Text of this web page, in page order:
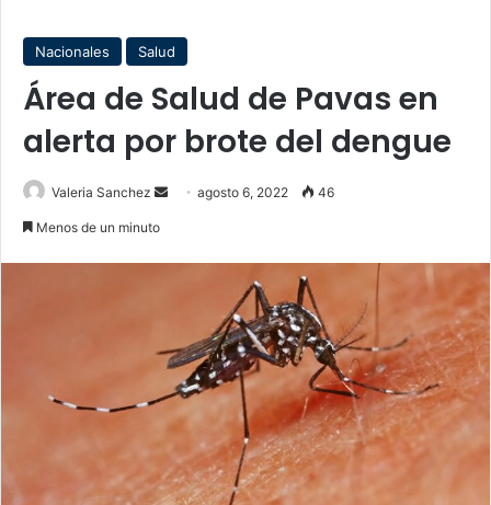
Nacionales Salud
Área de Salud de Pavas en
alerta por brote del dengue
Valeria Sanchez
Sendagosto 6, 2022 46
Menos de un minuto